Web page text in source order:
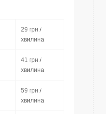
29 грн./
хвилина
41 грн./
хвилина
59 грн./
хвилина